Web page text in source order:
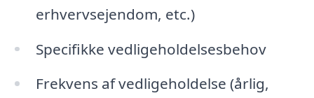
erhvervsejendom, etc.)
Specifikke vedligeholdelsesbehov
Frekvens af vedligeholdelse (årlig,